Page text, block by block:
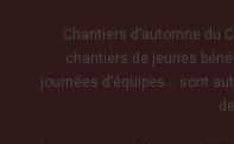
Chantiers d’automne du
chantiers de jeunes
journées d’équipes… sont